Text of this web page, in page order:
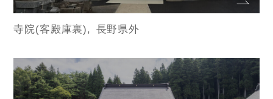
寺院(客殿庫裏) 長野県外